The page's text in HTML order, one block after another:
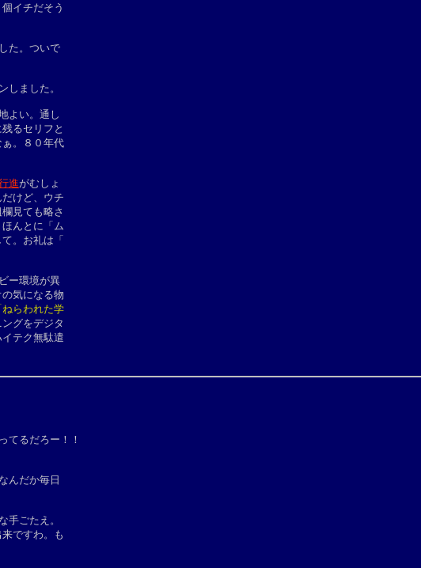
イチだそう
た。ついで
しました。
よい。通し
るセリフと
。８０年代
進がむしょ
けど、ウチ
見ても略さ
んとに「ム
。お礼は「
ー環境が異
気になる物
ねらわれた学
グをデジタ
テク無駄遣
てるだろー！！
んだか毎日
手ごたえ。
ですわ。も